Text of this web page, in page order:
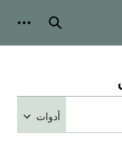
بحث
أدوات